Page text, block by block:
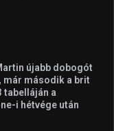
újabb dobogót
már második a brit
tabelláján a
i hétvége után